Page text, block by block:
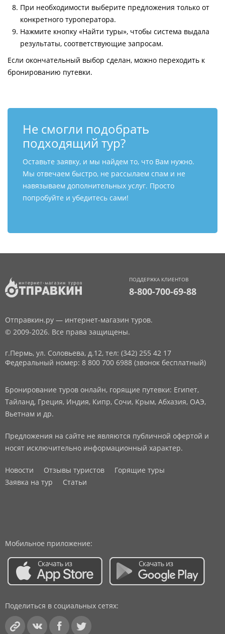
При необходимости выберите предложения только от
конкретного туроператора.
Нажмите кнопку «Найти туры», чтобы система выдала
результаты, соответствующие запросам.
Если окончательный выбор сделан, можно переходить к
бронированию путевки.
Не смогли подобрать
подходящий тур?
Оставьте заявку, и мы найдем то, что Вам нужно.
Мы отвечаем быстро, не рассылаем спам и не
навязываем дополнительных услуг. Просто
попробуйте и убедитесь сами!
ПОДДЕРЖКА КЛИЕНТОВ
8-800-700-69-88
Отправкин.ру — интернет-магазин туров.
© 2009-2026. Все права защищены.
г.Пермь, ул. Соловьева, д.12, тел: (342) 255 42 17
Федеральный номер: 8 800 700 6988 (звонок бесплатный)
Бронирование туров онлайн, горящие путевки: Египет,
Тайланд, Греция, Индия, Кипр, Сочи, Крым, Абхазия, ОАЭ,
Вьетнам и др.
Предложения на сайте не являются публичной офертой и
носят исключительно информационный характер.
Новости Отзывы туристов
Горящие туры
Заявка на тур
Статьи
Мобильное приложение:
Поделиться в социальных сетях: